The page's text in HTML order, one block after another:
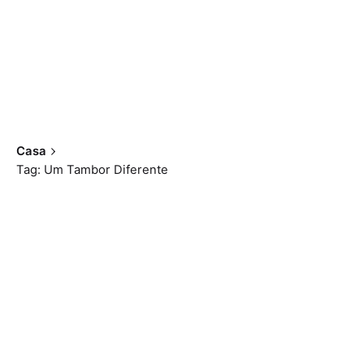
Casa
Tag: Um Tambor Diferente